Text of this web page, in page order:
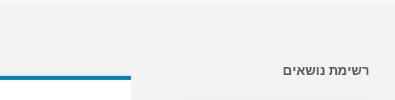
רשימת נושאים